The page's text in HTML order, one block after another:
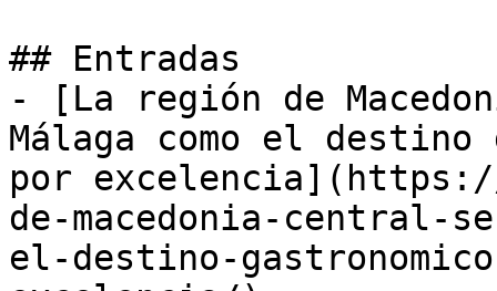
## Entradas
- [La región de
Málaga como el
por
de-macedonia-central-
el-destino-